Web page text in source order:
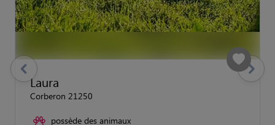
Laura
Corberon 21250
possède des animaux
previous Suivant